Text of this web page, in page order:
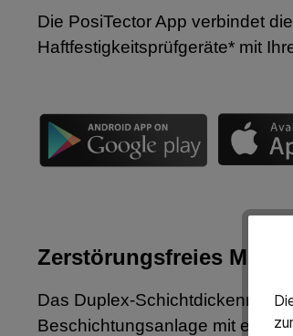
Die PosiTector App verbindet
Haftfestigkeitsprüfgeräte* mit
Zerstörungsfreies
Das Duplex-
Beschichtungsanlage mit einer